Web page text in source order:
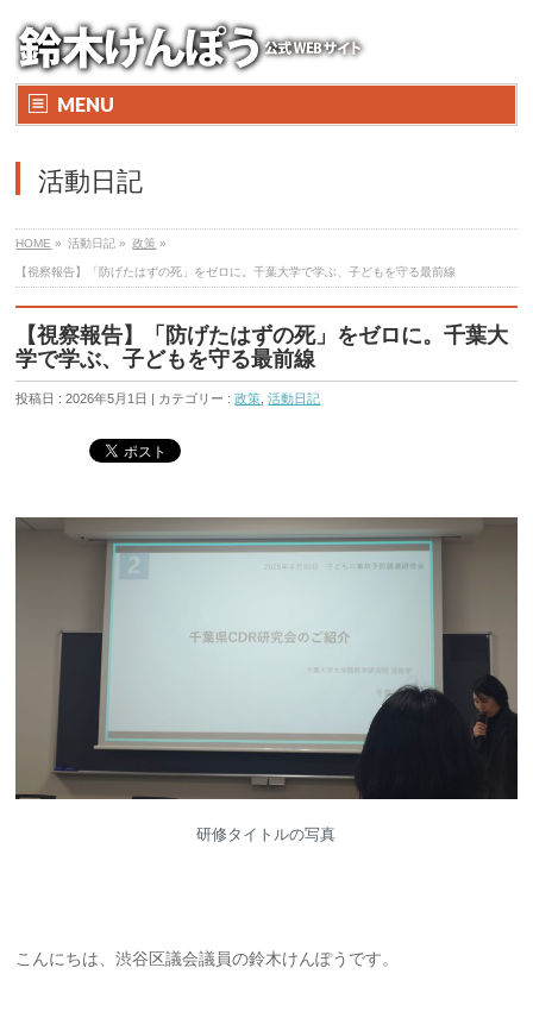
MENU
活動日記
HOME » 活動日記 » 政策 »
【視察報告】「防げたはずの死」をゼロに。千葉大学で学ぶ、子どもを守る最前線
【視察報告】「防げたはずの死」をゼロに。千葉大
学で学ぶ、子どもを守る最前線
投稿日 : 2026年5月1日 | カテゴリー :政策 ,活動日記
研修タイトルの写真
こんにちは、渋谷区議会議員の鈴木けんぽうです。